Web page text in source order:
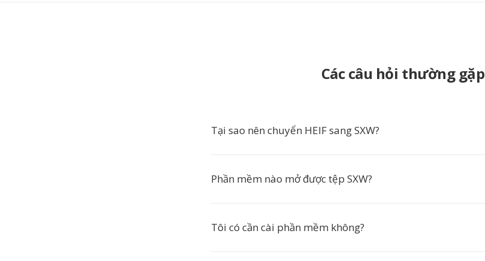
Các câu hỏi thường gặp
Tại sao nên chuyển HEIF sang SXW?
Phần mềm nào mở được tệp SXW?
Tôi có cần cài phần mềm không?